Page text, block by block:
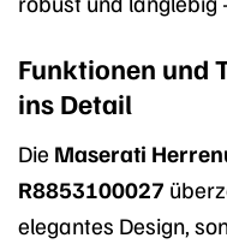
Funktionen und
ins Detail
Die Maserati
R8853100027
elegantes Design,